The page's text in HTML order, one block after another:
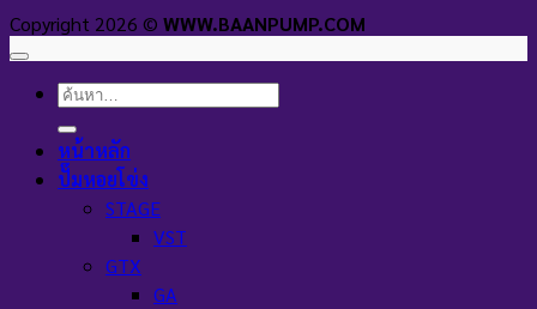
Copyright 2026 © WWW.BAANPUMP.COM
ค้นหา:
หน้าหลัก
ปั๊มหอยโข่ง
STAGE
VST
GTX
GA